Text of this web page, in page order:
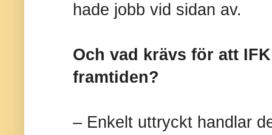
hade jobb vid sidan av.
Och vad krävs för att
framtiden?
– Enkelt uttryckt handlar